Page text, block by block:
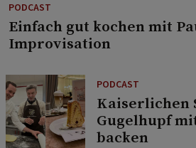
PODCAST
Kaiserlichen
Gugelhupf
backen
PODCAST
Einfach gut kochen mit
Improvisation